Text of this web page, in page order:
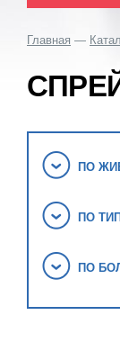
Главная
ПО
ПО
ПО